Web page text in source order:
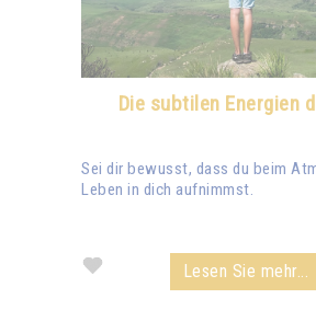
Die subtilen Energien
Sei dir bewusst, dass du beim
Leben in dich aufnimmst.
Lesen Sie mehr...